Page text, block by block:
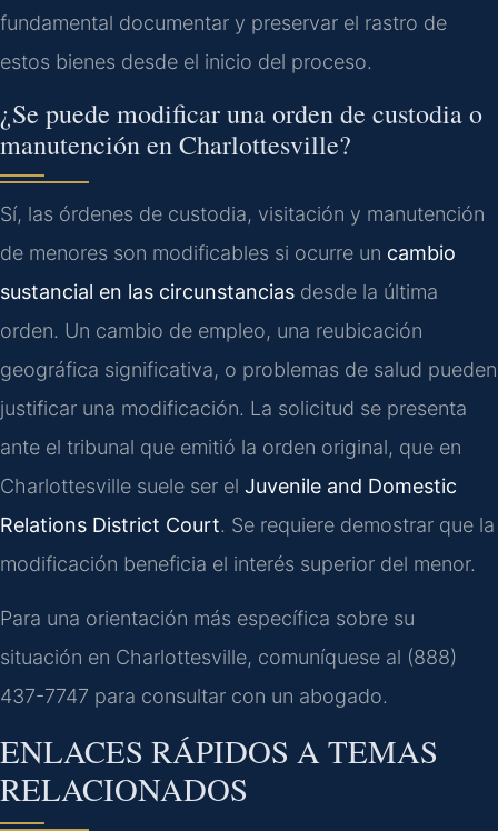
fundamental documentar y preservar el rastro de
estos bienes desde el inicio del proceso.
¿Se puede modificar una orden de custodia o
manutención en Charlottesville?
Sí, las órdenes de custodia, visitación y manutención
de menores son modificables si ocurre un cambio
sustancial en las circunstancias desde la última
orden. Un cambio de empleo, una reubicación
geográfica significativa, o problemas de salud pueden
justificar una modificación. La solicitud se presenta
ante el tribunal que emitió la orden original, que en
Charlottesville suele ser el Juvenile and Domestic
Relations District Court. Se requiere demostrar que la
modificación beneficia el interés superior del menor.
Para una orientación más específica sobre su
situación en Charlottesville, comuníquese al (888)
437-7747 para consultar con un abogado.
ENLACES RÁPIDOS A TEMAS
RELACIONADOS